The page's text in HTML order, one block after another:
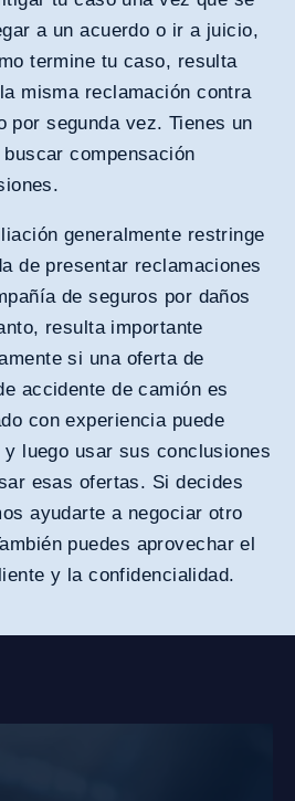
a un acuerdo o ir a juicio,
termine tu caso, resulta
misma reclamación contra
por segunda vez. Tienes un
compensación
generalmente restringe
de presentar reclamaciones
de seguros por daños
resulta importante
si una oferta de
accidente de camión es
con experiencia puede
luego usar sus conclusiones
esas ofertas. Si decides
ayudarte a negociar otro
puedes aprovechar el
y la confidencialidad.